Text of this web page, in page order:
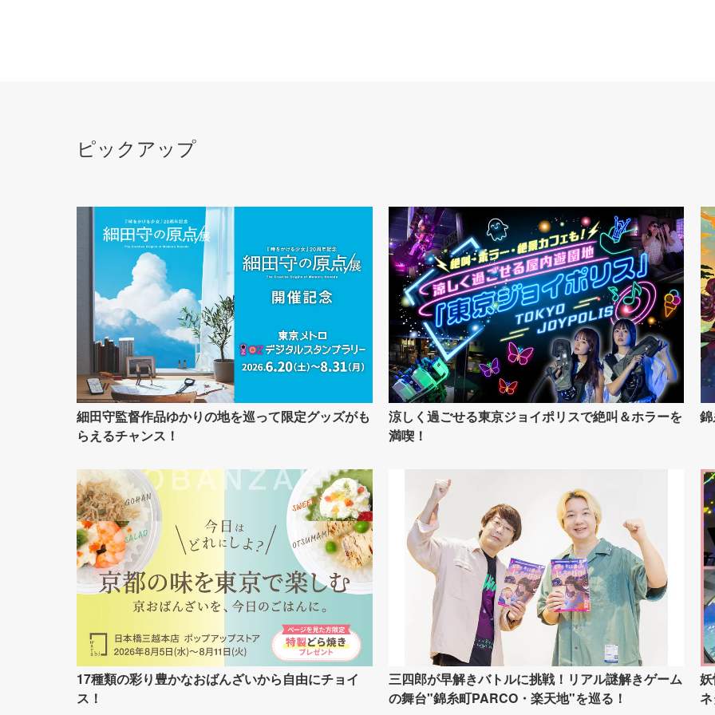
ピックアップ
細田守監督作品ゆかりの地を巡って限定グッズがも
らえるチャンス！
涼しく過ごせる東京ジョイポリスで絶叫＆ホラーを
満喫！
17種類の彩り豊かなおばんざいから自由にチョイ
ス！
三四郎が早解きバトルに挑戦！リアル謎解きゲーム
の舞台"錦糸町PARCO・楽天地"を巡る！